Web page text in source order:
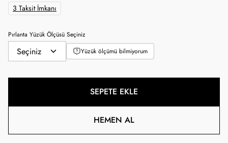
3 Taksit İmkanı
Pırlanta Yüzük Ölçüsü Seçiniz
Yüzük ölçümü bilmiyorum
SEPETE EKLE
HEMEN AL